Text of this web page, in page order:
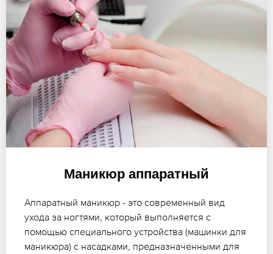
Маникюр аппаратный
Аппаратный маникюр - это современный вид
ухода за ногтями, который выполняется с
помощью специального устройства (машинки для
маникюра) с насадками, предназначенными для